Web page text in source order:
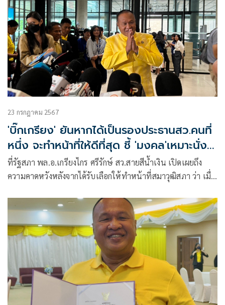
23 กรกฎาคม 2567
'บิ๊กเกรียง' ยันหากได้เป็นรองประธานสว.คนที่
หนึ่ง จะทำหน้าที่ให้ดีที่สุด ชี้ 'มงคล'เหมาะนั่ง
ประธาน
ที่รัฐสภา พล.อ.เกรียงไกร ศรีรักษ์ สว.สายสีน้ำเงิน เปิดเผยถึง
ความคาดหวังหลังจากได้รับเลือกให้ทำหน้าที่สมาวุฒิสภา ว่า เมื่อ